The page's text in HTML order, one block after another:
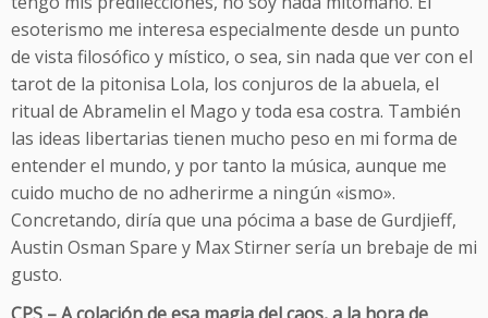
esoterismo me interesa especialmente desde un punto
de vista filosófico y místico, o sea, sin nada que ver con el
tarot de la pitonisa Lola, los conjuros de la abuela, el
ritual de Abramelin el Mago y toda esa costra. También
las ideas libertarias tienen mucho peso en mi forma de
entender el mundo, y por tanto la música, aunque me
cuido mucho de no adherirme a ningún «ismo».
Concretando, diría que una pócima a base de Gurdjieff,
Austin Osman Spare y Max Stirner sería un brebaje de mi
gusto.